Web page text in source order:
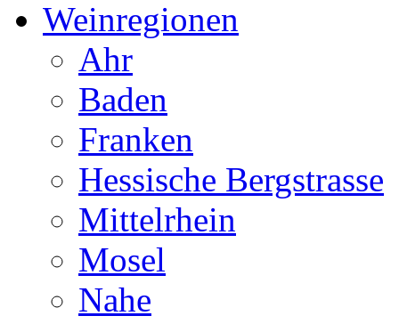
Weinregionen
Ahr
Baden
Franken
Hessische Bergstrasse
Mittelrhein
Mosel
Nahe